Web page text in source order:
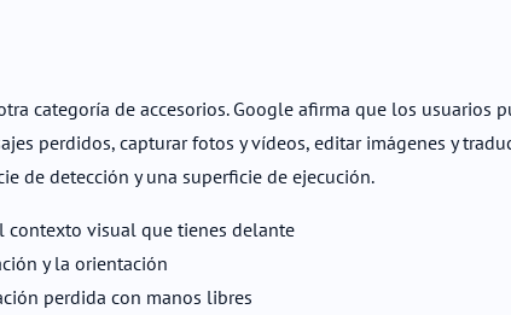
categoría de accesorios. Google afirma que los usuarios
perdidos, capturar fotos y vídeos, editar imágenes y
de detección y una superficie de ejecución.
contexto visual que tienes delante
y la orientación
perdida con manos libres